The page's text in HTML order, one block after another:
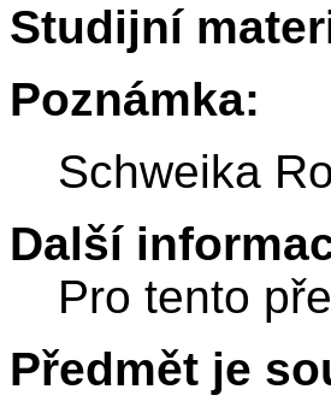
Studijní
Poznámka:
Schweika
Další
Pro tento
Předmět je